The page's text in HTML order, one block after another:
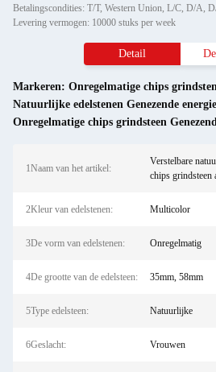
Betalingscondities: T/T, Western Union, L/C, D/A,
Levering vermogen: 10000 stuks per week
Detail
Markeren: Onregelmatige chips
Natuurlijke edelstenen Genezende
Onregelmatige chips grindsteen
1Naam van het artikel:
Verstelbare
chips grindsteen
2Kleur van edelstenen: Multicolor
3De vorm van edelstenen: Onregelmatig
4De grootte van de edelsteen: 35mm, 58mm
5Type edelsteen: Natuurlijke
6Geslacht: Vrouwen